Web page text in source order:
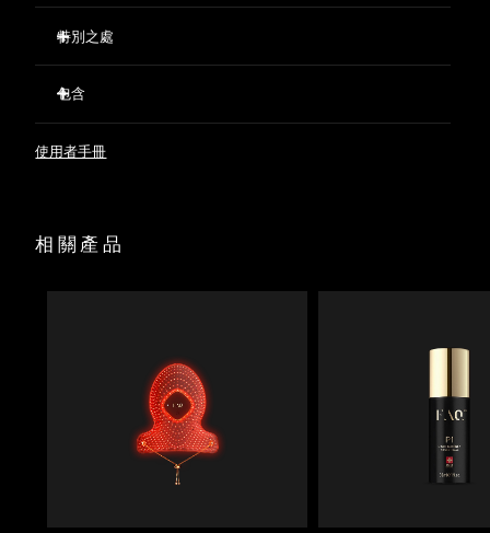
特別之處
預先準備並進行打底，優化LED護理效果，同時支持肌膚屏
障。
包含
FAQ™ Red Light Peptide Serum
收納袋
使用者手冊
相關產品